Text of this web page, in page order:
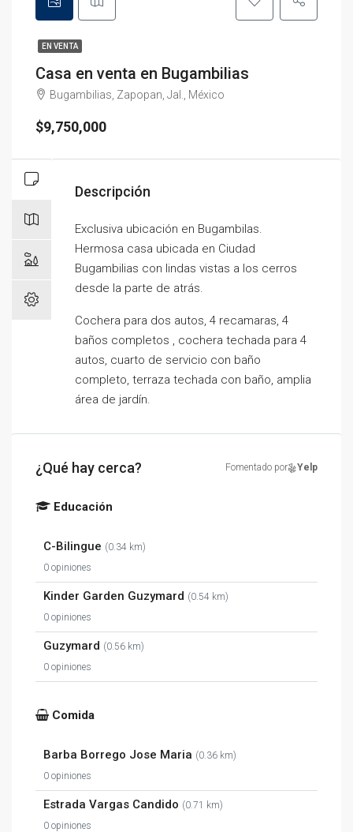
EN VENTA
Casa en venta en Bugambilias
Bugambilias, Zapopan, Jal., México
$9,750,000
Descripción
Exclusiva ubicación en Bugambilas.
Hermosa casa ubicada en Ciudad
Bugambilias con lindas vistas a los cerros
desde la parte de atrás.
Cochera para dos autos, 4 recamaras, 4
baños completos , cochera techada para 4
autos, cuarto de servicio con baño
completo, terraza techada con baño, amplia
área de jardín.
¿Qué hay cerca? Fomentado por Yelp
Educación
C-Bilingue (0.34 km)
0 opiniones
Kinder Garden Guzymard (0.54 km)
0 opiniones
Guzymard (0.56 km)
0 opiniones
Comida
Barba Borrego Jose Maria (0.36 km)
0 opiniones
Estrada Vargas Candido (0.71 km)
0 opiniones